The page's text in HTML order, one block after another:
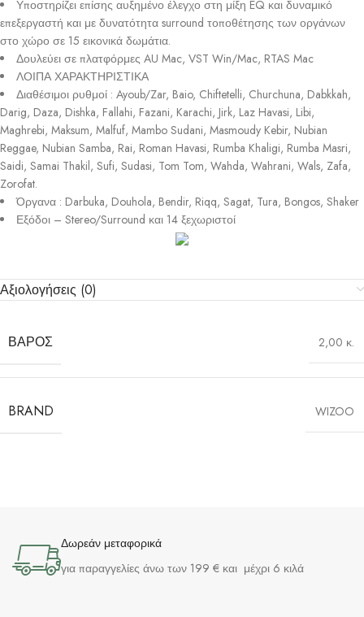
Υποστηρίζει επίσης αυξημένο έλεγχο στη μίξη EQ και δυναμικό
επεξεργαστή και με δυνατότητα surround τοποθέτησης των οργάνων
στο χώρο σε 15 εικονικά δωμάτια.
Δουλεύει σε πλατφόρμες AU Mac, VST Win/Mac, RTAS Mac
ΛΟΙΠΑ ΧΑΡΑΚΤΗΡΙΣΤΙΚΑ
Διαθέσιμοι ρυθμοί : Ayoub/Zar, Baio, Chiftetelli, Churchuna, Dabkkah,
Darig, Daza, Dishka, Fallahi, Fazani, Karachi, Jirk, Laz Havasi, Libi,
Maghrebi, Maksum, Malfuf, Mambo Sudani, Masmoudy Kebir, Nubian
Reggae, Nubian Samba, Rai, Roman Havasi, Rumba Khaligi, Rumba Masri,
Saidi, Samai Thakil, Sufi, Sudasi, Tom Tom, Wahda, Wahrani, Wals, Zafa,
Zorofat.
Όργανα : Darbuka, Douhola, Bendir, Riqq, Sagat, Tura, Bongos, Shaker
Εξόδοι – Stereo/Surround και 14 ξεχωριστοί
Αξιολογήσεις (0)
ΒΆΡΟΣ 2,00 κ.
BRAND WIZOO
Δωρεάν μεταφορικά
για παραγγελίες άνω των 199 € και μέχρι 6 κιλά